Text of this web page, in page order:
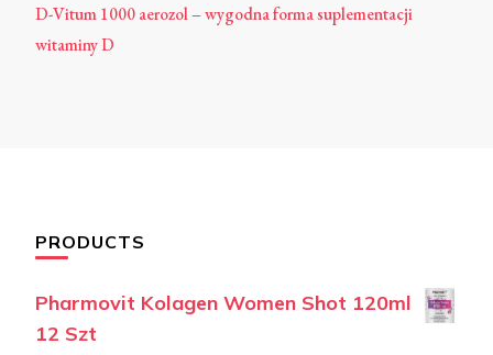
D-Vitum 1000 aerozol – wygodna forma suplementacji
witaminy D
PRODUCTS
Pharmovit Kolagen Women Shot 120ml
12 Szt